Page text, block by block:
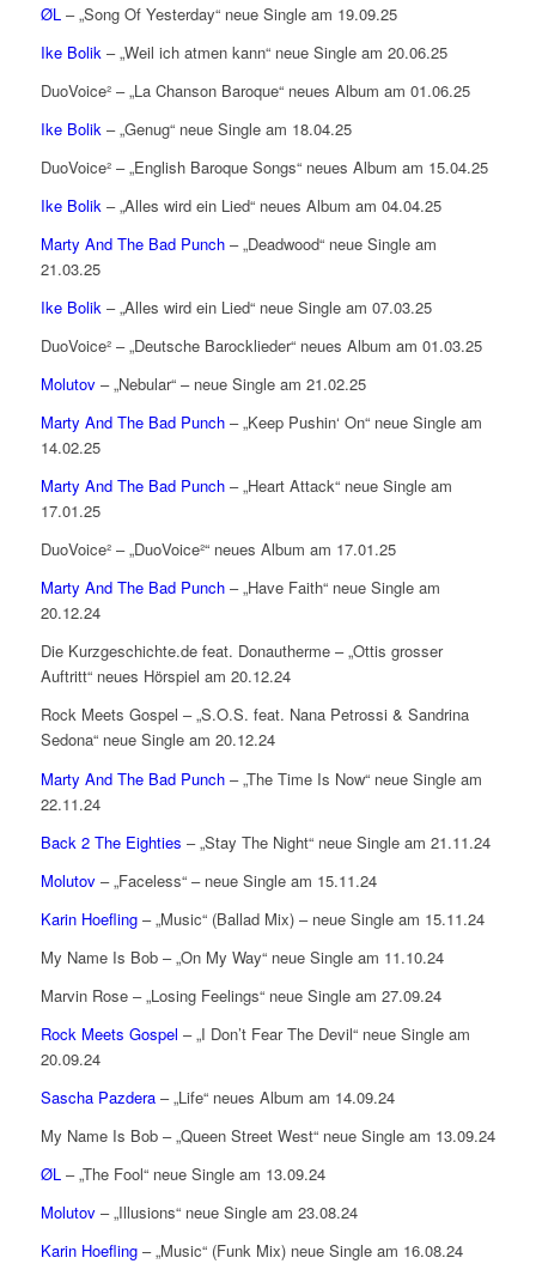
ØL – „Song Of Yesterday“ neue Single am 19.09.25
Ike Bolik – „Weil ich atmen kann“ neue Single am 20.06.25
DuoVoice² – „La Chanson Baroque“ neues Album am 01.06.25
Ike Bolik– „Genug“ neue Single am 18.04.25
DuoVoice² – „English Baroque Songs“ neues Album am 15.04.25
Ike Bolik– „Alles wird ein Lied“ neues Album am 04.04.25
Marty And The Bad Punch– „Deadwood“ neue Single am
21.03.25
Ike Bolik– „Alles wird ein Lied“ neue Single am 07.03.25
DuoVoice² – „Deutsche Barocklieder“ neues Album am 01.03.25
Molutov – „Nebular“ – neue Single am 21.02.25
Marty And The Bad Punch– „Keep Pushin‘ On“ neue Single am
14.02.25
Marty And The Bad Punch– „Heart Attack“ neue Single am
17.01.25
DuoVoice² – „DuoVoice²“ neues Album am 17.01.25
Marty And The Bad Punch– „Have Faith“ neue Single am
20.12.24
Die Kurzgeschichte.de feat. Donautherme – „Ottis grosser
Auftritt“ neues Hörspiel am 20.12.24
Rock Meets Gospel – „S.O.S. feat. Nana Petrossi & Sandrina
Sedona“ neue Single am 20.12.24
Marty And The Bad Punch– „The Time Is Now“ neue Single am
22.11.24
Back 2 The Eighties – „Stay The Night“ neue Single am 21.11.24
Molutov – „Faceless“ – neue Single am 15.11.24
Karin Hoefling– „Music“ (Ballad Mix) – neue Single am 15.11.24
My Name Is Bob – „On My Way“ neue Single am 11.10.24
Marvin Rose – „Losing Feelings“ neue Single am 27.09.24
Rock Meets Gospel – „I Don’t Fear The Devil“ neue Single am
20.09.24
Sascha Pazdera– „Life“ neues Album am 14.09.24
My Name Is Bob – „Queen Street West“ neue Single am 13.09.24
ØL– „The Fool“ neue Single am 13.09.24
Molutov– „Illusions“ neue Single am 23.08.24
Karin Hoefling– „Music“ (Funk Mix) neue Single am 16.08.24